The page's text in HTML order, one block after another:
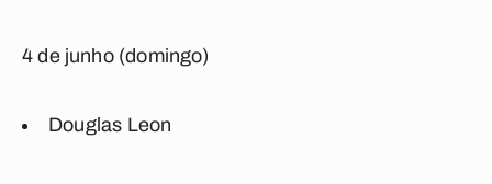
4 de junho (domingo)
Douglas Leon